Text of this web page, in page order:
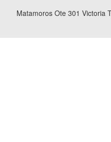
Matamoros Ote 301 Victoria